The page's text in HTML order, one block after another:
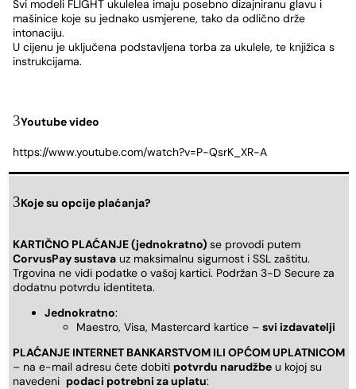
Svi modeli FLIGHT ukulelea imaju posebno dizajniranu glavu i
mašinice koje su jednako usmjerene, tako da odlično drže
intonaciju.
U cijenu je uključena podstavljena torba za ukulele, te knjižica s
instrukcijama.
Youtube video
https://www.youtube.com/watch?v=P-QsrK_XR-A
Koje su opcije plaćanja?
KARTIČNO PLAĆANJE (jednokratno) se provodi putem
CorvusPay sustava uz maksimalnu sigurnost i SSL zaštitu.
Trgovina ne vidi podatke o vašoj kartici. Podržan 3-D Secure za
dodatnu potvrdu identiteta.
Jednokratno:
Maestro, Visa, Mastercard kartice – svi izdavatelji
PLAĆANJE INTERNET BANKARSTVOM ILI OPĆOM UPLATNICOM
– na e-mail adresu ćete dobiti potvrdu narudžbe u kojoj su
navedeni podaci potrebni za uplatu: